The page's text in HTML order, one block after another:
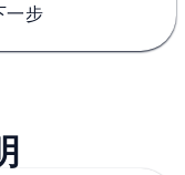
一步